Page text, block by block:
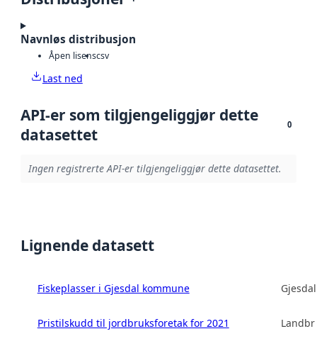
Navnløs distribusjon
Åpen lisenscsv
Last ned
API-er som tilgjengeliggjør dette
datasettet
0
Ingen registrerte API-er tilgjengeliggjør dette datasettet.
Lignende datasett
Fiskeplasser i Gjesdal kommune
Pristilskudd til jordbruksforetak for 2021